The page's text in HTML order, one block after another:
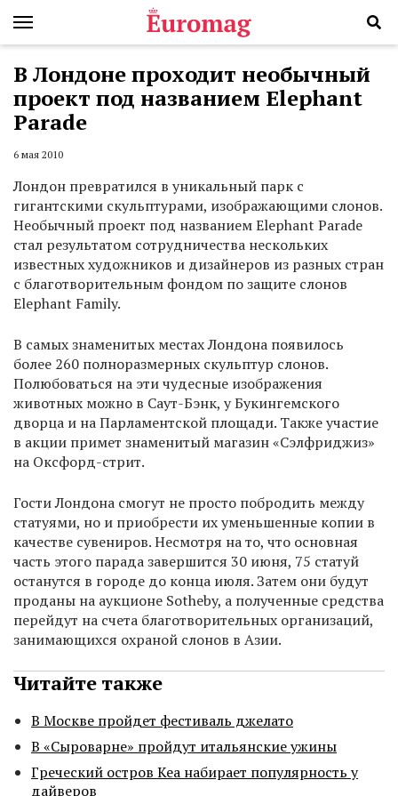
В Лондоне проходит необычный
проект под названием Elephant
Parade
6 мая 2010
Лондон превратился в уникальный парк с
гигантскими скульптурами, изображающими слонов.
Необычный проект под названием Elephant Parade
стал результатом сотрудничества нескольких
известных художников и дизайнеров из разных стран
с благотворительным фондом по защите слонов
Elephant Family.
В самых знаменитых местах Лондона появилось
более 260 полноразмерных скульптур слонов.
Полюбоваться на эти чудесные изображения
животных можно в Саут-Бэнк, у Букингемского
дворца и на Парламентской площади. Также участие
в акции примет знаменитый магазин «Сэлфриджиз»
на Оксфорд-стрит.
Гости Лондона смогут не просто побродить между
статуями, но и приобрести их уменьшенные копии в
качестве сувениров. Несмотря на то, что основная
часть этого парада завершится 30 июня, 75 статуй
останутся в городе до конца июля. Затем они будут
проданы на аукционе Sotheby, а полученные средства
перейдут на счета благотворительных организаций,
занимающихся охраной слонов в Азии.
Читайте также
В Москве пройдет фестиваль джелато
В «Сыроварне» пройдут итальянские ужины
Греческий остров Кеа набирает популярность у
дайверов